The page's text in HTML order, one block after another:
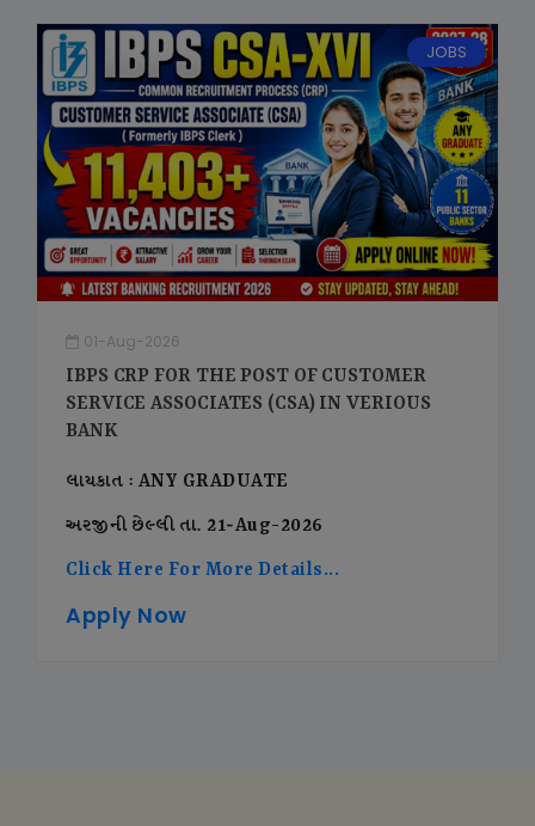
JOBS
01-Aug-2026
IBPS CRP FOR THE POST OF CUSTOMER
SERVICE ASSOCIATES (CSA) IN VERIOUS
BANK
લાયકાત : ANY GRADUATE
અરજીની છેલ્લી તા. 21-Aug-2026
Click Here For More Details...
Apply Now